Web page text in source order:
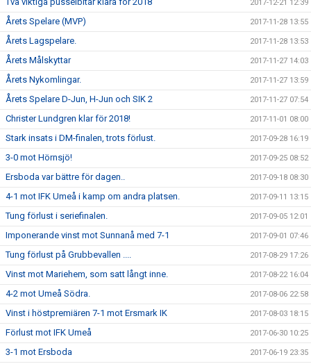
2017-12-21 12:39
Årets Spelare (MVP) 2017-11-28 13:55
Årets Lagspelare. 2017-11-28 13:53
Årets Målskyttar 2017-11-27 14:03
Årets Nykomlingar. 2017-11-27 13:59
Årets Spelare D-Jun, H-Jun och SIK 2 2017-11-27 07:54
Christer Lundgren klar för 2018! 2017-11-01 08:00
Stark insats i DM-finalen, trots förlust. 2017-09-28 16:19
3-0 mot Hörnsjö! 2017-09-25 08:52
Ersboda var bättre för dagen.. 2017-09-18 08:30
4-1 mot IFK Umeå i kamp om andra platsen. 2017-09-11 13:15
Tung förlust i seriefinalen. 2017-09-05 12:01
Imponerande vinst mot Sunnanå med 7-1 2017-09-01 07:46
Tung förlust på Grubbevallen .... 2017-08-29 17:26
Vinst mot Mariehem, som satt långt inne. 2017-08-22 16:04
4-2 mot Umeå Södra. 2017-08-06 22:58
Vinst i höstpremiären 7-1 mot Ersmark IK 2017-08-03 18:15
Förlust mot IFK Umeå 2017-06-30 10:25
3-1 mot Ersboda 2017-06-19 23:35